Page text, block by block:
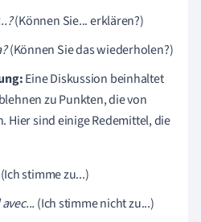
(Können Sie... erklären?)
(Können Sie das wiederholen?)
Eine Diskussion beinhaltet
zu Punkten, die von
Hier sind einige Redemittel, die
(Ich stimme zu...)
(Ich stimme nicht zu...)